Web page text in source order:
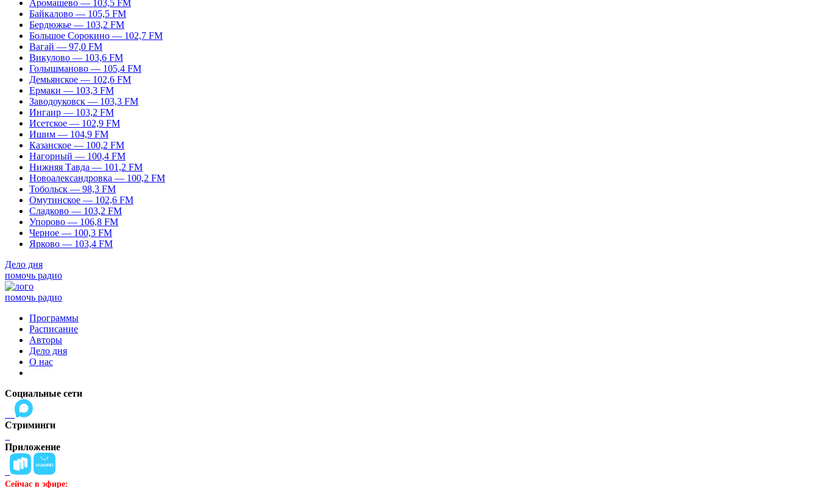
Аромашево — 103,5 FM
Байкалово — 105,5 FM
Бердюжье — 103,2 FM
Большое Сорокино — 102,7 FM
Вагай — 97,0 FM
Викулово — 103,6 FM
Голышманово — 105,4 FM
Демьянское — 102,6 FM
Ермаки — 103,3 FM
Заводоуковск — 103,3 FM
Ингаир — 103,2 FM
Исетское — 102,9 FM
Ишим — 104,9 FM
Казанское — 100,2 FM
Нагорный — 100,4 FM
Нижняя Тавда — 101,2 FM
Новоалександровка — 100,2 FM
Тобольск — 98,3 FM
Омутинское — 102,6 FM
Сладково — 103,2 FM
Упорово — 106,8 FM
Черное — 100,3 FM
Ярково — 103,4 FM
Дело дня
помочь радио
помочь радио
Программы
Расписание
Авторы
Дело дня
О нас
Социальные сети
Стриминги
Приложение
Сейчас в эфире: